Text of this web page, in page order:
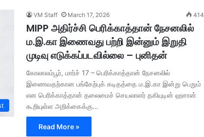
VM Staff March 17, 2026 414
MIPP அதிர்ச்சி பெரிக்காத்தான் நேசனலில்
ம.இ.கா இணைவது பற்றி இன்னும் இறுதி
முடிவு எடுக்கப்படவில்லை – புனிதன்
கோலாலம்பூர், மார்ச் 17 – பெரிக்காத்தான் நேசனலில்
இணைவதற்கான பங்கேற்புக் கடிதத்தை ம.இ.கா இன்று பெறும்
என பெரிக்காத்தான் தலைமைச் செயலாளர் தகியுடின் ஹசான்
கூறியுள்ள அறிக்கைக்கு…
Read More »